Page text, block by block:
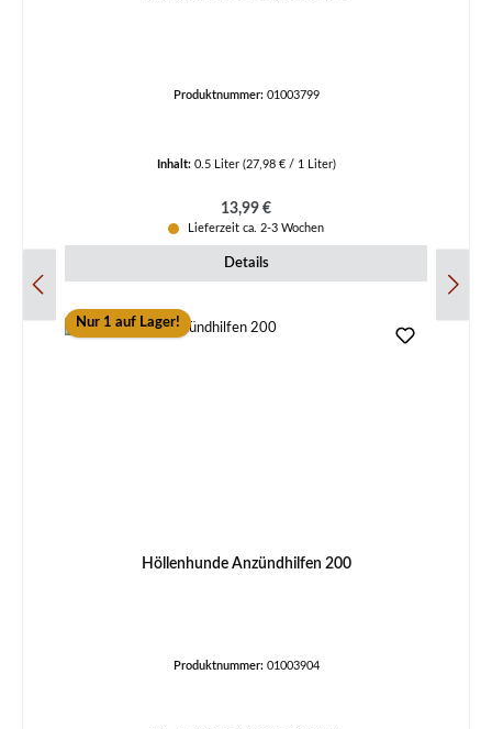
Produktnummer: 01003799
Inhalt: 0.5 Liter (27,98 € / 1 Liter)
Regulärer Preis:
13,99 €
Lieferzeit ca. 2-3 Wochen
Details
Nur 1 auf Lager!
Höllenhunde Anzündhilfen 200
Produktnummer: 01003904